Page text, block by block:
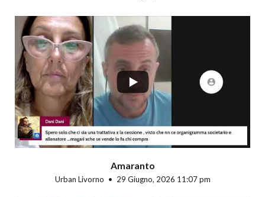
Amaranto
Urban Livorno 29 Giugno, 2026 11:07 pm